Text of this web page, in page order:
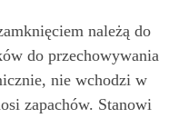
należą do
do przechowywania
nie wchodzi w
zapachów. Stanowi